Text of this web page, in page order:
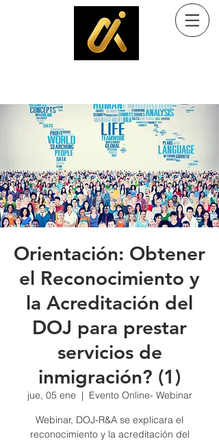
Orientación: Obtener
el Reconocimiento y
la Acreditación del
DOJ para prestar
servicios de
inmigración? (1)
jue, 05 ene
  |
Evento Online- Webinar
Webinar, DOJ-R&A se explicara el
reconocimiento y la acreditación del